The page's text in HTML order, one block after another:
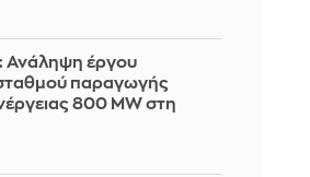
Ανάληψη έργου
παραγωγής
800 ΜW στη